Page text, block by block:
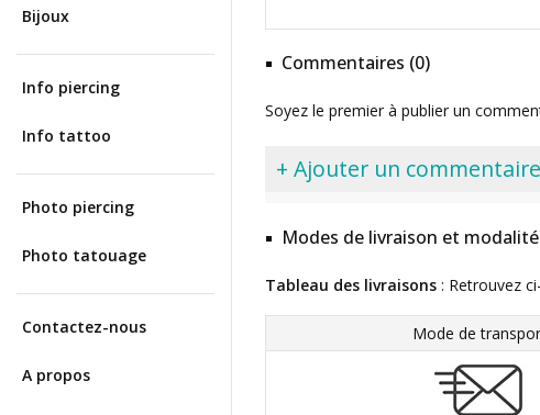
Bijoux
Info piercing
Info tattoo
Photo piercing
Photo tatouage
Contactez-nous
A propos
Commentaires (0)
Soyez le premier à publier un
+ Ajouter un commentaire
Modes de livraison et
Tableau des livraisons : Retrouvez
Mode de